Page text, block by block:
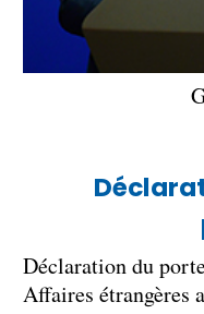
Déclaration du
Affaires étrangères